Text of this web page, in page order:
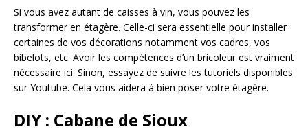
Si vous avez autant de caisses à vin, vous pouvez les
transformer en étagère. Celle-ci sera essentielle pour installer
certaines de vos décorations notamment vos cadres, vos
bibelots, etc. Avoir les compétences d’un bricoleur est vraiment
nécessaire ici. Sinon, essayez de suivre les tutoriels disponibles
sur Youtube. Cela vous aidera à bien poser votre étagère.
DIY : Cabane de Sioux